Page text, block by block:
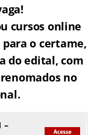
cursos online
o certame,
do edital, com
no
–